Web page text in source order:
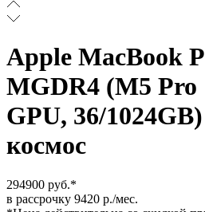
Apple MacBook
MGDR4 (M5 Pro
GPU, 36/
космос
294900 руб.*
в рассрочку 9420 р./мес.